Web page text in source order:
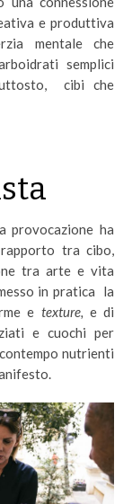
e produttiva
mentale che
semplici
cibi che
provocazione ha
tra cibo,
tra arte e vita
in pratica la
e texture, e di
e cuochi per
nutrienti